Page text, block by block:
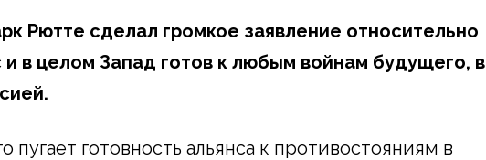
Рютте сделал громкое заявление относительно
и в целом Запад готов к любым войнам будущего, в
пугает готовность альянса к противостояниям в